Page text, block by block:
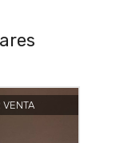
VENTA